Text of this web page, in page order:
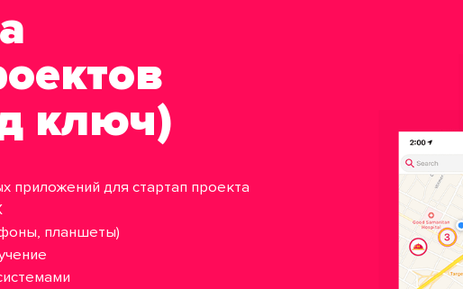
ключ)
приложений для стартап проекта
планшеты)